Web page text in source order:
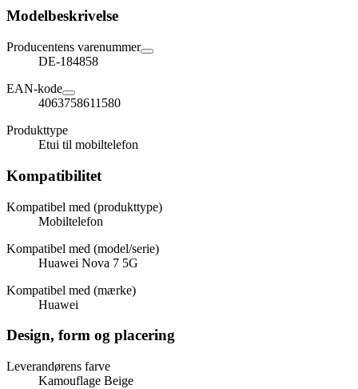
Modelbeskrivelse
Producentens varenummer
DE-184858
EAN-kode
4063758611580
Produkttype
Etui til mobiltelefon
Kompatibilitet
Kompatibel med (produkttype)
Mobiltelefon
Kompatibel med (model/serie)
Huawei Nova 7 5G
Kompatibel med (mærke)
Huawei
Design, form og placering
Leverandørens farve
Kamouflage Beige